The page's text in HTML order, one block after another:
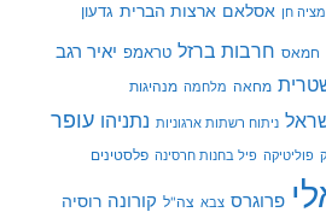
חן אסלאם ארצות הברית גדעון
חמאס חרבות ברזל טראמפ יאיר רגב
מחאה מלחמה מנהיגות
ניתוח רשתות ארגוניות נתניהו עופר
פוליטיקה פיל בחנות חרסינה פלסטינים
פרוגרס צבא צה"ל קורונה רוסיה